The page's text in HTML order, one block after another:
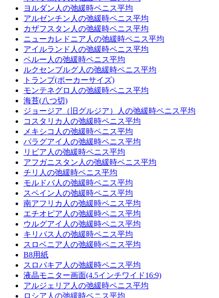
ヨルダン人の弛緩時ペニス平均
アルゼンチン人の弛緩時ペニス平均
カザフスタン人の弛緩時ペニス平均
ニューカレドニア人の弛緩時ペニス平均
アイルランド人の弛緩時ペニス平均
ペルー人の弛緩時ペニス平均
ルクセンブルグ人の弛緩時ペニス平均
トランプ(ポーカーサイズ)
モンテネグロ人の弛緩時ペニス平均
海苔(八つ切)
ジョージア（旧グルジア）人の弛緩時ペニス平均
コスタリカ人の弛緩時ペニス平均
メキシコ人の弛緩時ペニス平均
パラグアイ人の弛緩時ペニス平均
リビア人の弛緩時ペニス平均
アフガニスタン人の弛緩時ペニス平均
チリ人の弛緩時ペニス平均
モルドバ人の弛緩時ペニス平均
スペイン人の弛緩時ペニス平均
南アフリカ人の弛緩時ペニス平均
エチオピア人の弛緩時ペニス平均
ウルグアイ人の弛緩時ペニス平均
キリバス人の弛緩時ペニス平均
スロベニア人の弛緩時ペニス平均
B8用紙
スロバキア人の弛緩時ペニス平均
液晶モニター画面(4.5インチワイド16:9)
アルジェリア人の弛緩時ペニス平均
ロシア人の弛緩時ペニス平均